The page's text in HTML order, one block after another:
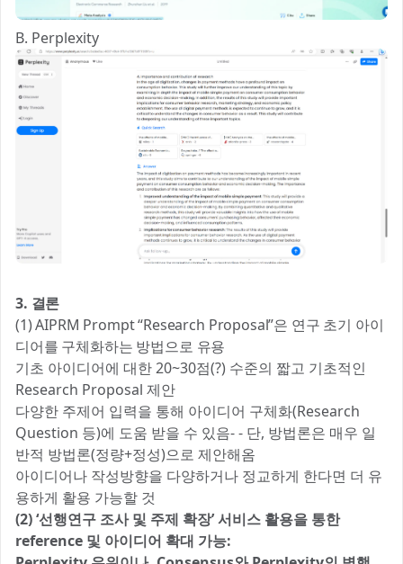
B. Perplexity
3. 결론
(1) AIPRM Prompt “Research Proposal”은 연구 초기 아이
디어를 구체화하는 방법으로 유용
기초 아이디어에 대한 20~30점(?) 수준의 짧고 기초적인
Research Proposal 제안
다양한 주제어 입력을 통해 아이디어 구체화(Research
Question 등)에 도움 받을 수 있음- - 단, 방법론은 매우 일
반적 방법론(정량+정성)으로 제안해옴
아이디어나 작성방향을 다양하거나 정교하게 한다면 더 유
용하게 활용 가능할 것
(2) ‘선행연구 조사 및 주제 확장’ 서비스 활용을 통한
reference 및 아이디어 확대 가능: